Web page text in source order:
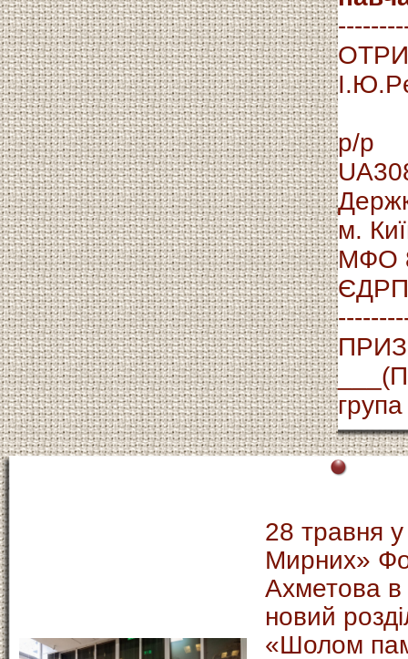
р/р
м.
МФО
група
28 травня
Мирних»
Ахметова в
новий
«Шолом